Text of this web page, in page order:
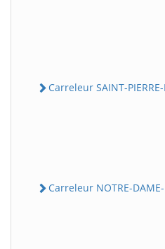
Carreleur SAINT-PIERRE-
Carreleur NOTRE-DAME-